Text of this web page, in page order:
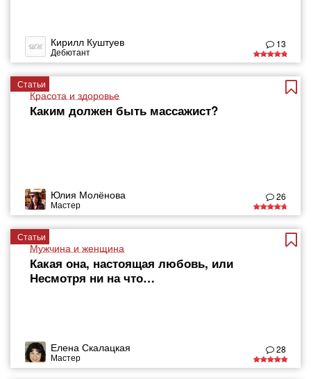
Кирилл Куштуев
Дебютант
13
Статьи
Красота и здоровье
Каким должен быть массажист?
Юлия Молёнова
Мастер
26
Статьи
Мужчина и женщина
Какая она, настоящая любовь, или
Несмотря ни на что…
Елена Скалацкая
Мастер
28